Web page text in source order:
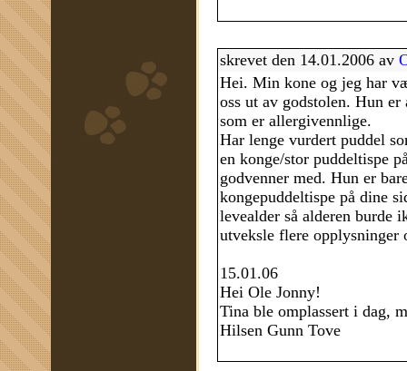
skrevet den 14.01.2006 av
Hei. Min kone og jeg har
oss ut av godstolen. Hun
som er allergivennlige.
Har lenge vurdert puddel
en konge/stor puddeltispe
godvenner med. Hun er
kongepuddeltispe på dine
levealder så alderen burde
utveksle flere opplysninger
15.01.06
Hei Ole Jonny!
Tina ble omplassert i dag,
Hilsen Gunn Tove